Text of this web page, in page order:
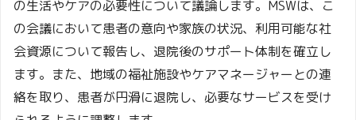
の生活やケアの必要性について議論します。MSWは、こ
の会議において患者の意向や家族の状況、利用可能な社
会資源について報告し、退院後のサポート体制を確立し
ます。また、地域の福祉施設やケアマネージャーとの連
絡を取り、患者が円滑に退院し、必要なサービスを受け